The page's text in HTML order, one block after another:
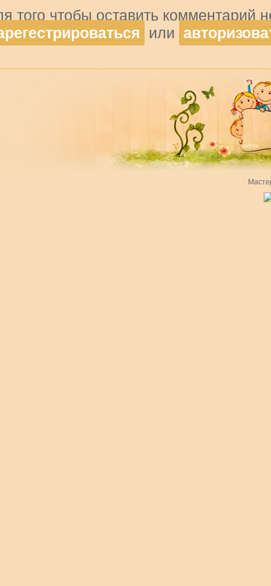
того чтобы оставить комментарий
или